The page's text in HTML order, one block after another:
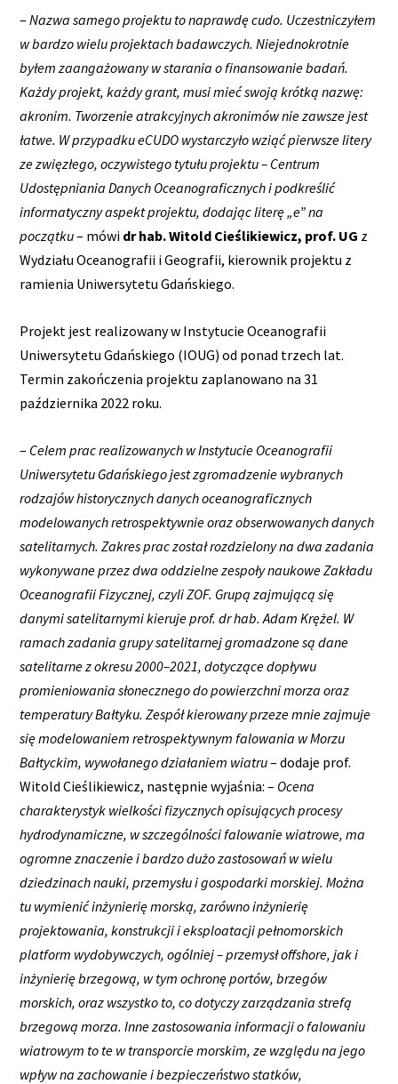
–Nazwa samego projektu to naprawdę cudo. Uczestniczyłem
w bardzo wielu projektach badawczych. Niejednokrotnie
byłem zaangażowany w starania o finansowanie badań.
Każdy projekt, każdy grant, musi mieć swoją krótką nazwę:
akronim. Tworzenie atrakcyjnych akronimów nie zawsze jest
łatwe. W przypadku eCUDO wystarczyło wziąć pierwsze litery
ze zwięzłego, oczywistego tytułu projektu – Centrum
Udostępniania Danych Oceanograficznych i podkreślić
informatyczny aspekt projektu, dodając literę „e” na
początku– mówi dr hab. Witold Cieślikiewicz, prof. UG z
Wydziału Oceanografii i Geografii, kierownik projektu z
ramienia Uniwersytetu Gdańskiego.
Projekt jest realizowany w Instytucie Oceanografii
Uniwersytetu Gdańskiego (IOUG) od ponad trzech lat.
Termin zakończenia projektu zaplanowano na 31
października 2022 roku.
– Celem prac realizowanych w Instytucie Oceanografii
Uniwersytetu Gdańskiego jest zgromadzenie wybranych
rodzajów historycznych danych oceanograficznych
modelowanych retrospektywnie oraz obserwowanych danych
satelitarnych. Zakres prac został rozdzielony na dwa zadania
wykonywane przez dwa oddzielne zespoły naukowe Zakładu
Oceanografii Fizycznej, czyli ZOF. Grupą zajmującą się
danymi satelitarnymi kieruje prof. dr hab. Adam Krężel. W
ramach zadania grupy satelitarnej gromadzone są dane
satelitarne z okresu 2000–2021, dotyczące dopływu
promieniowania słonecznego do powierzchni morza oraz
temperatury Bałtyku. Zespół kierowany przeze mnie zajmuje
się modelowaniem retrospektywnym falowania w Morzu
Bałtyckim, wywołanego działaniem wiatru– dodaje prof.
Witold Cieślikiewicz, następnie wyjaśnia: – Ocena
charakterystyk wielkości fizycznych opisujących procesy
hydrodynamiczne, w szczególności falowanie wiatrowe, ma
ogromne znaczenie i bardzo dużo zastosowań w wielu
dziedzinach nauki, przemysłu i gospodarki morskiej. Można
tu wymienić inżynierię morską, zarówno inżynierię
projektowania, konstrukcji i eksploatacji pełnomorskich
platform wydobywczych, ogólniej – przemysł offshore, jak i
inżynierię brzegową, w tym ochronę portów, brzegów
morskich, oraz wszystko to, co dotyczy zarządzania strefą
brzegową morza. Inne zastosowania informacji o falowaniu
wiatrowym to te w transporcie morskim, ze względu na jego
wpływ na zachowanie i bezpieczeństwo statków,